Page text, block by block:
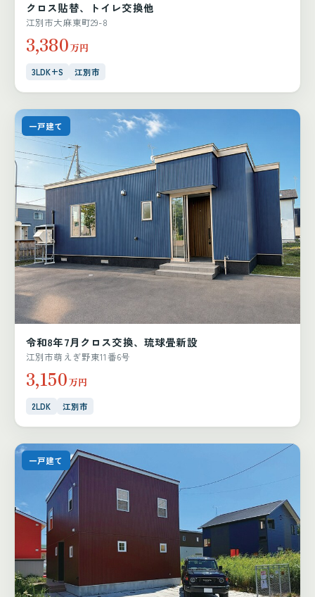
クロス貼替、トイレ交換他
江別市大麻東町29-8
3,380万円
3LDK+S 江別市
一戸建て
令和8年7月クロス交換、琉球畳新設
江別市萌えぎ野東11番6号
3,150万円
2LDK 江別市
一戸建て